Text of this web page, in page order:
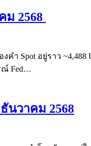
ม 2568
คำ Spot อยู่ราว
ณ์ Fed…
นวาคม 2568